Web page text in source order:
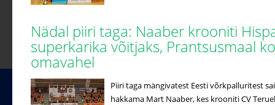
Nädal piiri taga: Naaber krooniti
superkarika võitjaks, Prantsusmaal
omavahel
Piiri taga mängivatest Eesti võrkpalluritest
hakkama Mart Naaber, kes krooniti CV